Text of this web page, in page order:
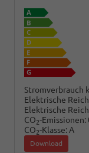
Stromverbrauch
Elektrische
Elektrische
CO2-Emissionen:
CO2-Klasse:A
Download